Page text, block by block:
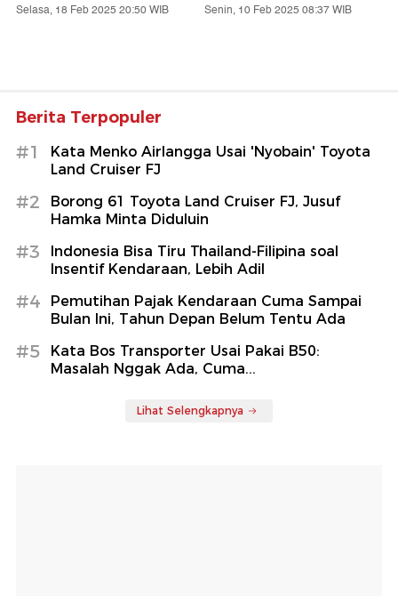
Selasa, 18 Feb 2025 20:50 WIB Senin, 10 Feb 2025 08:37 WIB
Berita Terpopuler
#1
Kata Menko Airlangga Usai 'Nyobain' Toyota
Land Cruiser FJ
#2
Borong 61 Toyota Land Cruiser FJ, Jusuf
Hamka Minta Diduluin
#3
Indonesia Bisa Tiru Thailand-Filipina soal
Insentif Kendaraan, Lebih Adil
#4
Pemutihan Pajak Kendaraan Cuma Sampai
Bulan Ini, Tahun Depan Belum Tentu Ada
#5
Kata Bos Transporter Usai Pakai B50:
Masalah Nggak Ada, Cuma...
Lihat Selengkapnya